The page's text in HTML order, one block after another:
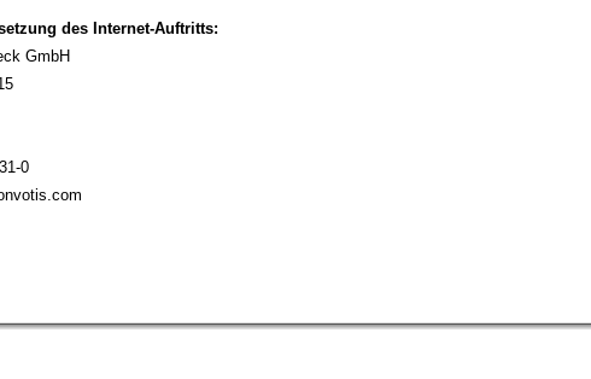
des Internet-Auftritts:
GmbH
0